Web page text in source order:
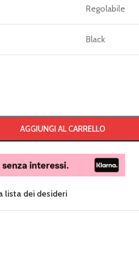
Regolabile
Black
AGGIUNGI AL CARRELLO
lista dei desideri